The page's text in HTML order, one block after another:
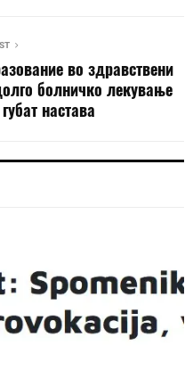
во здравствени
болничко лекување
настава